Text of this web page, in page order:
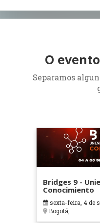
O
Separamos
Bridges 9 -
Conocimiento
sexta-feira, 4 de
Bogotá,